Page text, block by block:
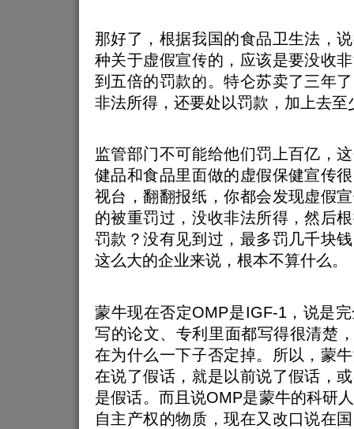
那好了，根据我国的食品卫生法，
种关于虚假宣传的，应该是要没收
到五倍的罚款的。特仑苏卖了三年
非法所得，还要处以罚款，加上去至
监管部门不可能给他们罚上百亿，
健品和食品里面做的虚假保健宣传
视台，翻翻报纸，你都会发现虚假
的被重罚过，没收非法所得，然后
罚款？没有见到过，最多罚几千块
这么大的企业来说，根本不算什么。
蒙牛现在否定OMP是IGF-1，说是
写的论文、专利里面都写得很清楚
在为什么一下子否定掉。所以，蒙
在说了假话，就是以前说了假话，
是假话。而且说OMP是蒙牛的科研
自主产权的物质，现在又改口说在